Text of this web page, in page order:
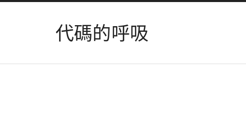
代碼的呼吸